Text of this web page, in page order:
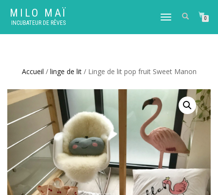
MILO MAÏ
INCUBATEUR DE RÊVES
DÉPLIER
NAVIGATION
0
Accueil / linge de lit/ Linge de lit pop fruit Sweet Manon